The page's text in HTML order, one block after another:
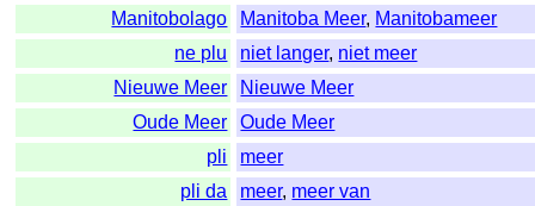
Manitobolago
Manitoba Meer, Manitobameer
ne plu
niet langer, niet meer
Nieuwe Meer
Nieuwe Meer
Oude Meer
Oude Meer
pli
meer
pli da
meer, meer van